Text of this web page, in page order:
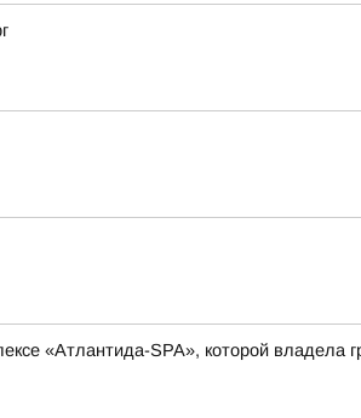
«Атлантида-SPA», которой владела